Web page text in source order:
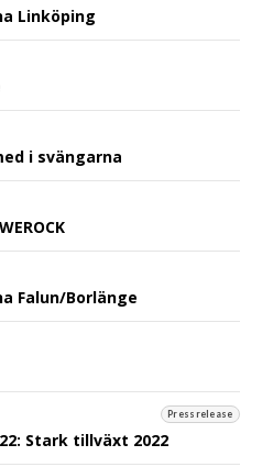
Linköping
i svängarna
Falun/Borlänge
Pressrelease
Stark tillväxt 2022